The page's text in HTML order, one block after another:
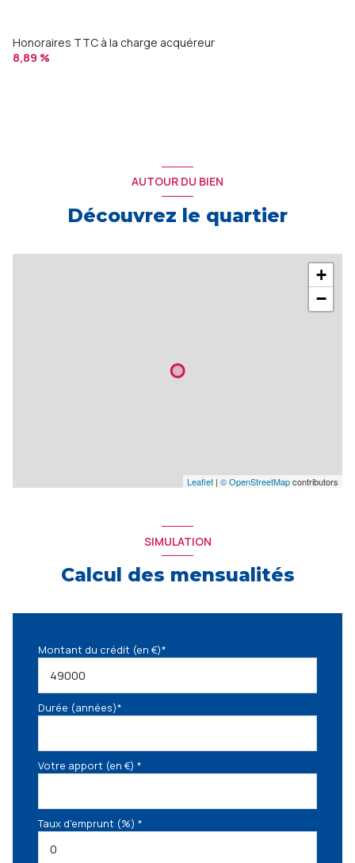
Honoraires TTC à la charge acquéreur
8,89 %
AUTOUR DU BIEN
Découvrez le quartier
+
−
Leaflet | © OpenStreetMapcontributors
SIMULATION
Calcul des mensualités
Montant du crédit (en €)*
Durée (années)*
Votre apport (en €) *
Taux d'emprunt (%) *